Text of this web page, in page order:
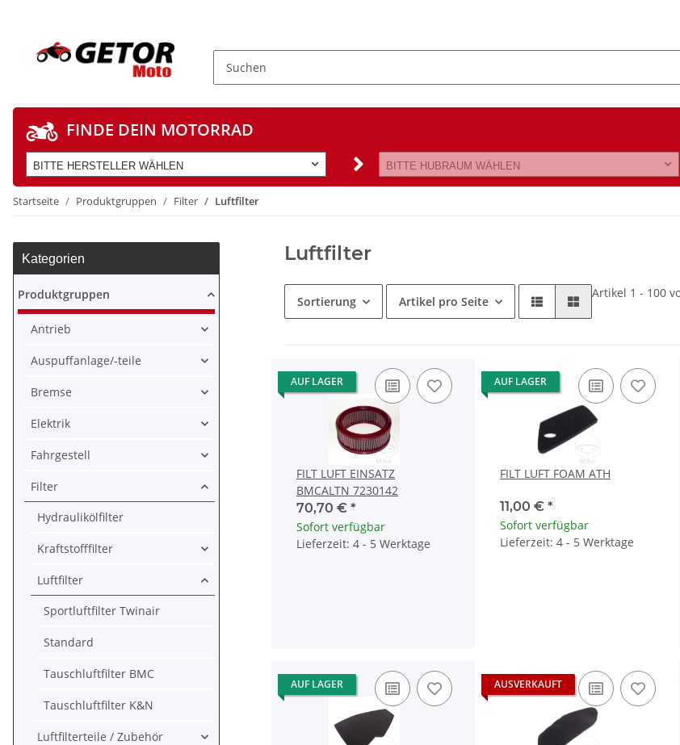
FINDE DEIN MOTORRAD
BITTE HERSTELLER WÄHLEN BITTE HUBRAUM WÄHLEN
Startseite Produktgruppen Filter Luftfilter
Luftfilter
Sortierung Artikel pro Seite
Artikel 1 - 100
AUF LAGER
FILT LUFT EINSATZ
BMCALTN 7230142
70,70 € *
Sofort verfügbar
Lieferzeit: 4 - 5 Werktage
AUF LAGER
FILT LUFT FOAM ATH
11,00 € *
Sofort verfügbar
Lieferzeit: 4 - 5 Werktage
AUF LAGER AUSVERKAUFT
Kategorien
Produktgruppen
Antrieb
Auspuffanlage/-teile
Bremse
Elektrik
Fahrgestell
Filter
Hydraulikölfilter
Kraftstofffilter
Luftfilter
Sportluftfilter Twinair
Standard
Tauschluftfilter BMC
Tauschluftfilter K&N
Luftfilterteile / Zubehör